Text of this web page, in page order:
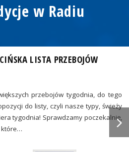
w Radiu
LISTA PRZEBOJÓW
przebojów tygodnia, do tego
do listy, czyli nasze typy, świeży
tygodnia! Sprawdzamy poczekalnię,
które…